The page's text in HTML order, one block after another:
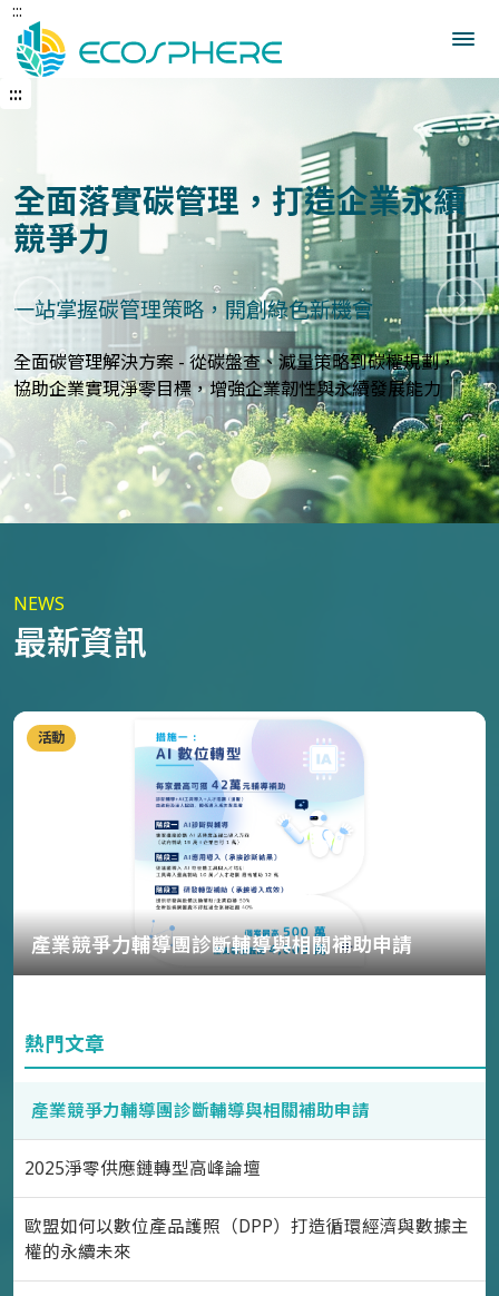
跳
到
中
內
:::
:::
建立企業永續發展藍圖
打造符合國際標準的永續報告與指標體系
永續報告與ESG評估服務 - 精準分析永續績效，規劃符合
GRI、
SASB等國際標準的報告策略，提升企業永續價值與形象
上一張 下一
NEWS
最新資訊
產業競爭力輔導團診斷輔導與相關補助申請
活動
熱門文章
產業競爭力輔導團診斷輔導與相關補助申請
2025淨零供應鏈轉型高峰論壇
歐盟如何以數位產品護照（DPP）打造循環經濟與數據主
權的永續未來